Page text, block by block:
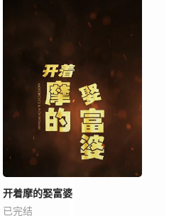
开着摩的娶富婆
已完结